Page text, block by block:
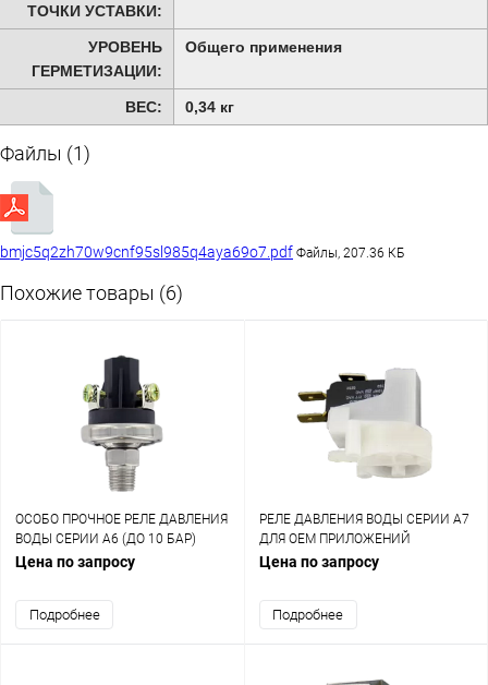
ТОЧКИ УСТАВКИ:
УРОВЕНЬ
ГЕРМЕТИЗАЦИИ:
Общего применения
ВЕС: 0,34 кг
Файлы (1)
bmjc5q2zh70w9cnf95sl985q4aya69o7.pdf Файлы, 207.36 КБ
Похожие товары (6)
ОСОБО ПРОЧНОЕ РЕЛЕ ДАВЛЕНИЯ
ВОДЫ СЕРИИ A6 (ДО 10 БАР)
Цена по запросу
Подробнее
РЕЛЕ ДАВЛЕНИЯ ВОДЫ СЕРИИ А7
ДЛЯ OEM ПРИЛОЖЕНИЙ
Цена по запросу
Подробнее